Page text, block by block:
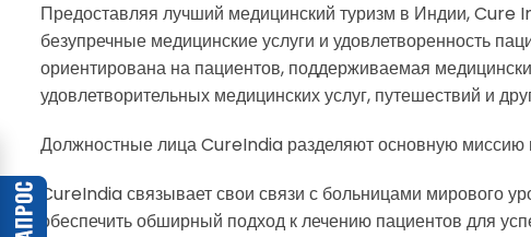
Предоставляя лучший медицинский туризм в Индии, Cure
безупречные медицинские услуги и удовлетворенность
ориентирована на пациентов, поддерживаемая
удовлетворительных медицинских услуг, путешествий и
Должностные лица CureIndia разделяют основную миссию
CureIndia связывает свои связи с больницами мирового
обеспечить обширный подход к лечению пациентов для